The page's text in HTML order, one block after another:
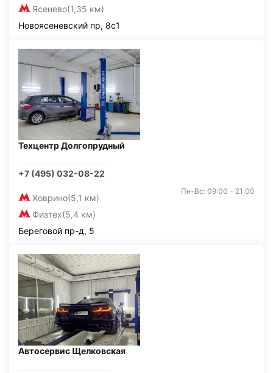
Ясенево(1,35 км)
Новоясеневский пр, 8с1
Техцентр Долгопрудный
+7 (495) 032-08-22
Ховрино(5,1 км)
Физтех(5,4 км)
Пн-Вс: 09:00 - 21:00
Береговой пр-д, 5
Автосервис Щелковская